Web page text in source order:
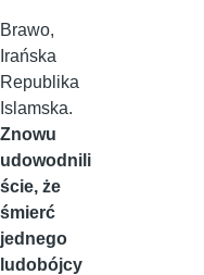
Brawo,
Irańska
Republika
Islamska.
Znowu
udowodnili
ście, że
śmierć
jednego
ludobójcy